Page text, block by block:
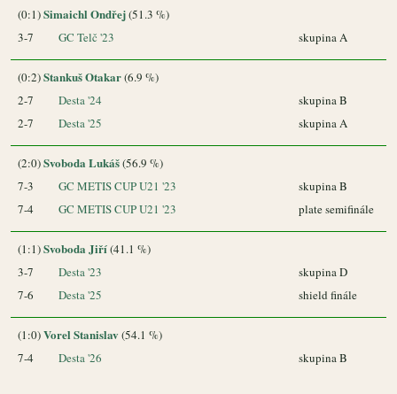
(0:1)Simaichl Ondřej(51.3 %)
3-7
GC Telč '23 skupina A
(0:2)Stankuš Otakar(6.9 %)
2-7
Desta '24
skupina B
2-7
Desta '25 skupina A
(2:0)Svoboda Lukáš(56.9 %)
7-3
GC METIS CUP U21 '23
skupina B
7-4
GC METIS CUP U21 '23 plate semifinále
(1:1)Svoboda Jiří(41.1 %)
3-7
Desta '23
skupina D
7-6
Desta '25 shield finále
(1:0)Vorel Stanislav (54.1 %)
7-4
Desta '26 skupina B